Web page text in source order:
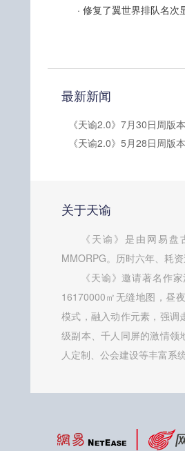
· 修复了翼世界排队名次
最新新闻
关于天谕
《天谕》是由网易
MMORPG。历时六年、耗
《天谕》邀请著名作
16170000㎡无缝地图，昼
模式，融入动作元素，强调
级副本、千人同屏的激情领
人定制、公会建设等丰富系